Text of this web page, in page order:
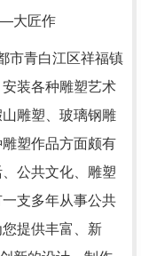
大匠作
市青白江区祥福镇
装各种雕塑艺术
雕塑、玻璃钢雕
塑作品方面颇有
公共文化、雕塑
支多年从事公共
提供丰富、新